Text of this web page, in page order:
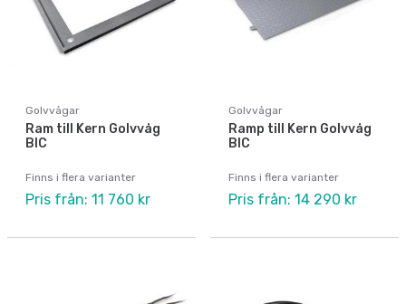
Golvvågar
Ram till Kern Golvvåg
BIC
Finns i flera varianter
Pris från: 11 760 kr
Golvvågar
Ramp till Kern Golvvåg
BIC
Finns i flera varianter
Pris från: 14 290 kr